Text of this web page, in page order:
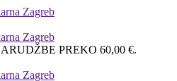
PREKO 60,00 €.